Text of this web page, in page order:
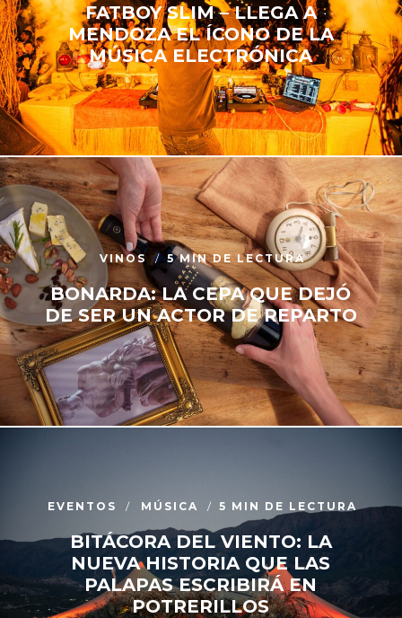
FATBOY SLIM – LLEGA A
MENDOZA EL ÍCONO DE LA
MÚSICA ELECTRÓNICA
VINOS 5 MIN DE LECTURA
BONARDA: LA CEPA QUE DEJÓ
DE SER UN ACTOR DE REPARTO
EVENTOS MÚSICA 5 MIN DE LECTURA
BITÁCORA DEL VIENTO: LA
NUEVA HISTORIA QUE LAS
PALAPAS ESCRIBIRÁ EN
POTRERILLOS